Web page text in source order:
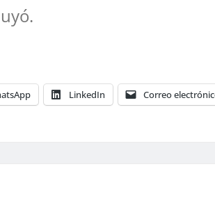
LinkedIn Correo